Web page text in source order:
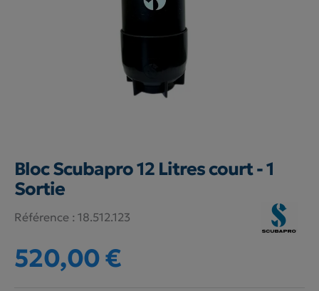
Bloc Scubapro 12 Litres court - 1
Sortie
Référence : 18.512.123
520,00 €